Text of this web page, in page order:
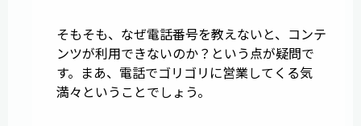
そもそも、なぜ電話番号を教えないと、コンテ
ンツが利用できないのか？という点が疑問で
す。まあ、電話でゴリゴリに営業してくる気
満々ということでしょう。